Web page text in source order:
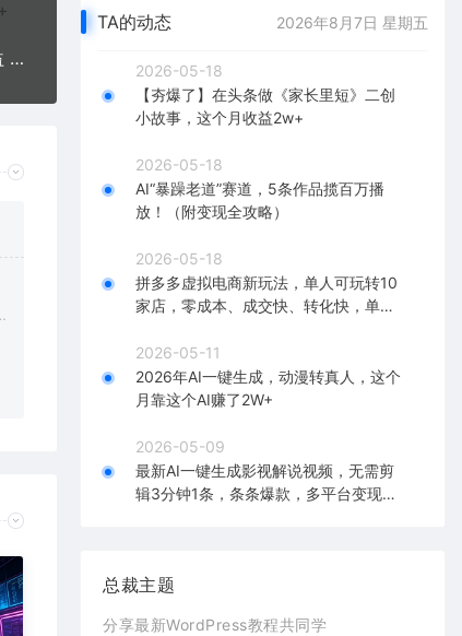
【蓝海项目】多多v计划+小红书商单 一个视频三份收益 工作室月入10w打法
TA的动态 2026年8月7日 星期五
2026-05-18
【夯爆了】在头条做《家长里短》二创
小故事，这个月收益2w+
2026-05-18
AI“暴躁老道”赛道，5条作品揽百万播
放！（附变现全攻略）
2026-05-18
拼多多虚拟电商新玩法，单人可玩转10
家店，零成本、成交快、转化快，单店
2026-05-11
2026年AI一键生成，动漫转真人，这个
月靠这个AI赚了2W+
2026-05-09
最新AI一键生成影视解说视频，无需剪
辑3分钟1条，条条爆款，多平台变现日
总裁主题
分享最新WordPress教程共同学